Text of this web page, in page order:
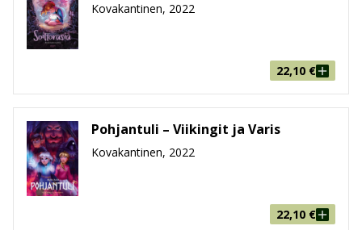
Kovakantinen, 2022
22,10 €
Pohjantuli – Viikingit ja Varis
Kovakantinen, 2022
22,10 €